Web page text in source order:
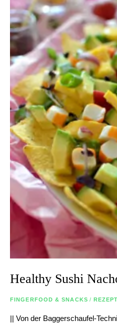
Healthy Sushi
FINGERFOOD & SNACKS /
|| Von der Baggerschaufel-